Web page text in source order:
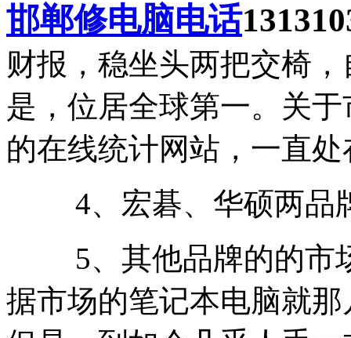
邯郸修电脑电话
财报，稳坐头两把交椅
是，位居全球第一。关
的在线统计网站，一直
4、宏碁、华硕两品
5、其他品牌的的市
据市场的笔记本电脑就